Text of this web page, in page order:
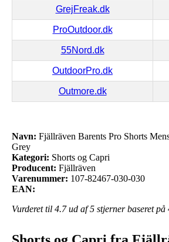
GrejFreak.dk
ProOutdoor.dk
55Nord.dk
OutdoorPro.dk
Outmore.dk
Navn: Fjällräven Barents Pro Shorts
Grey
Kategori: Shorts og Capri
Producent: Fjällräven
Varenummer: 107-82467-030-030
EAN:
Vurderet til 4.7ud af 5 stjerner baseret på